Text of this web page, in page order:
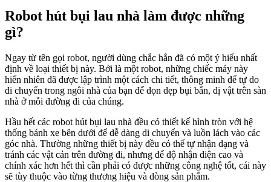
Robot hút bụi lau nhà làm được những
gì?
Ngay từ tên gọi robot, người dùng chắc hẳn đã có một ý hiểu nhất
định về loại thiết bị này. Bởi là một robot, những chiếc máy này
hiển nhiên đã được lập trình một cách chi tiết, thông minh để tự do
di chuyển trong ngôi nhà của bạn để dọn dẹp bụi bẩn, dị vật trên sàn
nhà ở mỗi đường đi của chúng.
Hầu hết các robot hút bụi lau nhà đều có thiết kế hình tròn với hệ
thống bánh xe bên dưới để dễ dàng di chuyển và luồn lách vào các
góc nhà. Thường những thiết bị này đều có thể tự nhận dạng và
tránh các vật cản trên đường đi, nhưng để độ nhận diện cao và
chính xác hơn hết thì cần phải có được những công nghệ tốt, cái này
sẽ tùy thuộc vào từng thương hiệu và dòng sản phẩm.